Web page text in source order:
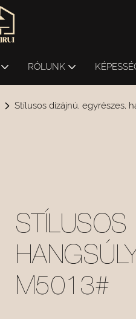
RÓLUNK
Stílusos dizájnú, egyrészes,
STÍLUSOS
M5013#